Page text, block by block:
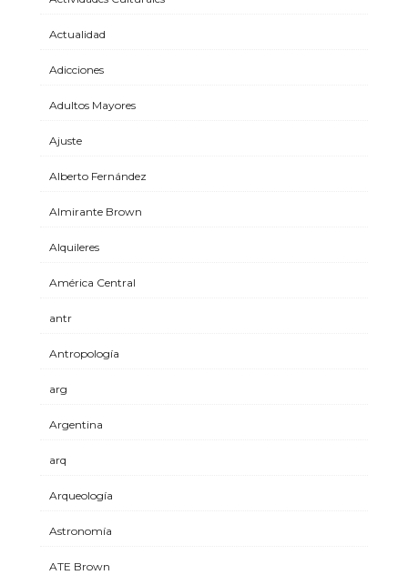
Actualidad
Adicciones
Adultos Mayores
Ajuste
Alberto Fernández
Almirante Brown
Alquileres
América Central
antr
Antropología
arg
Argentina
arq
Arqueología
Astronomía
ATE Brown